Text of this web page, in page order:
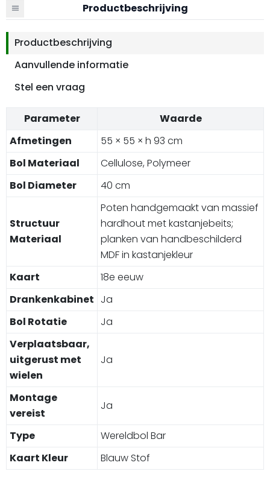
Productbeschrijving
Productbeschrijving
Aanvullende informatie
Stel een vraag
Parameter
Waarde
Afmetingen
55 × 55 × h 93 cm
Bol Materiaal
Cellulose, Polymeer
Bol Diameter
40 cm
Structuur
Materiaal
Poten handgemaakt van massief
hardhout met kastanjebeits;
planken van handbeschilderd
MDF in kastanjekleur
Kaart
18e eeuw
Drankenkabinet Ja
Bol Rotatie
Ja
Verplaatsbaar,
uitgerust met
wielen
Ja
Montage
vereist
Ja
Type
Wereldbol Bar
Kaart Kleur
Blauw Stof